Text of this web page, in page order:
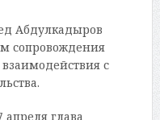
Абдулкадыров
сопровождения
с
апреля глава